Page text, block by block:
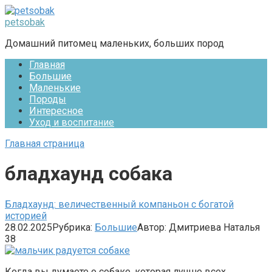
Перейти
к
petsobak
Домашний питомец маленьких, больших пород
Главная
Большие
Маленькие
Породы
Интересное
Уход и воспитание
Главная страница
бладхаунд собака
Бладхаунд: величественный компаньон с богатой
историей
28.02.2025Рубрика: БольшиеАвтор: Дмитриева Наталья
38